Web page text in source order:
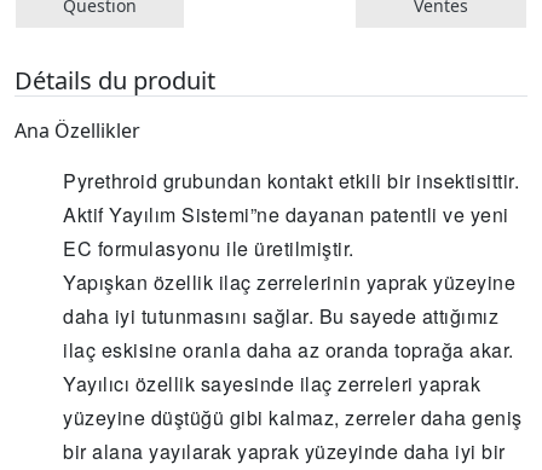
Question
Ventes
Détails du produit
Ana Özellikler
Pyrethroid grubundan kontakt etkili bir insektisittir.
Aktif Yayılım Sistemi”ne dayanan patentli ve yeni
EC formulasyonu ile üretilmiştir.
Yapışkan özellik ilaç zerrelerinin yaprak yüzeyine
daha iyi tutunmasını sağlar. Bu sayede attığımız
ilaç eskisine oranla daha az oranda toprağa akar.
Yayılıcı özellik sayesinde ilaç zerreleri yaprak
yüzeyine düştüğü gibi kalmaz, zerreler daha geniş
bir alana yayılarak yaprak yüzeyinde daha iyi bir